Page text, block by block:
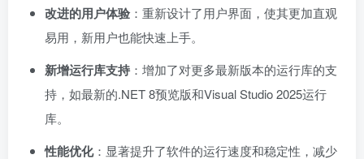
改进的用户体验：重新设计了用户界面，使其更加直观
易用，新用户也能快速上手。
新增运行库支持：增加了对更多最新版本的运行库的支
持，如最新的.NET 8预览版和Visual Studio 2025运行
库。
性能优化：显著提升了软件的运行速度和稳定性，减少